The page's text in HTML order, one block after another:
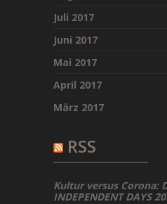
Juli 2017
Juni 2017
Mai 2017
April 2017
März 2017
RSS
Kultur versus Corona:
INDEPENDENT DAYS